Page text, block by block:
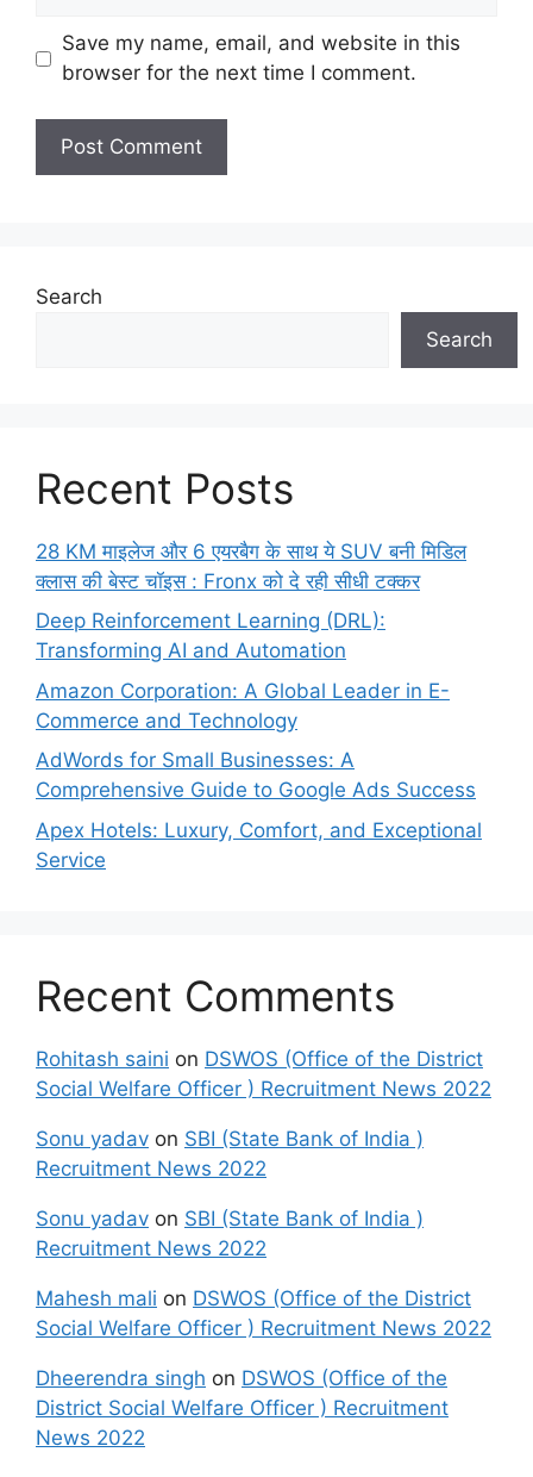
Save my name, email, and website in this
browser for the next time I comment.
Search
Search
Recent Posts
28 KM माइलेज और 6 एयरबैग के साथ ये SUV बनी मिडिल
क्लास की बेस्ट चॉइस : Fronx को दे रही सीधी टक्कर
Deep Reinforcement Learning (DRL):
Transforming AI and Automation
Amazon Corporation: A Global Leader in E-
Commerce and Technology
AdWords for Small Businesses: A
Comprehensive Guide to Google Ads Success
Apex Hotels: Luxury, Comfort, and Exceptional
Service
Recent Comments
Rohitash saini on DSWOS (Office of the District
Social Welfare Officer ) Recruitment News 2022
Sonu yadav on SBI (State Bank of India )
Recruitment News 2022
Sonu yadav on SBI (State Bank of India )
Recruitment News 2022
Mahesh mali on DSWOS (Office of the District
Social Welfare Officer ) Recruitment News 2022
Dheerendra singh on DSWOS (Office of the
District Social Welfare Officer ) Recruitment
News 2022